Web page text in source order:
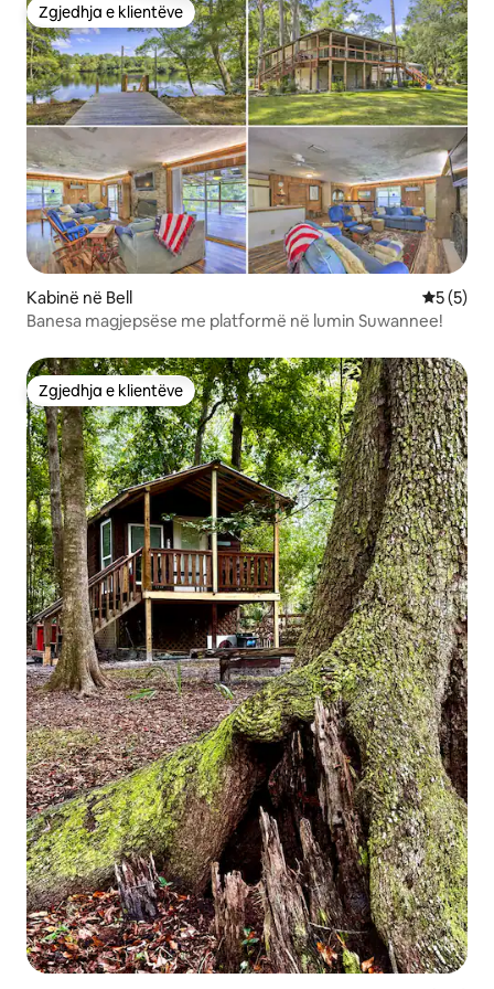
Zgjedhja e klientëve
Zgjedhja e klientëve
Kabinë në Bell
5 (5)
Banesa magjepsëse me platformë në lumin Suwannee!
Zgjedhja e klientëve
Zgjedhja e klientëve